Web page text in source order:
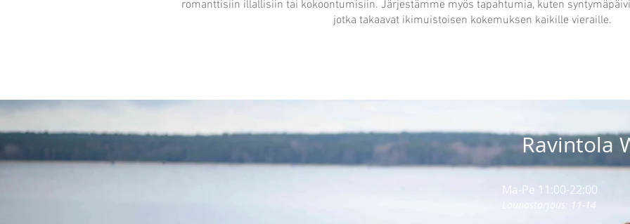
romanttisiin illallisiin tai kokoontumisiin. Järjestämme myös tapahtumia, kuten
jotka takaavat ikimuistoisen kokemuksen kaikille vieraille.
Ravintola
Ma-Pe 11:00-22:00
Lounastarjous: 11-14